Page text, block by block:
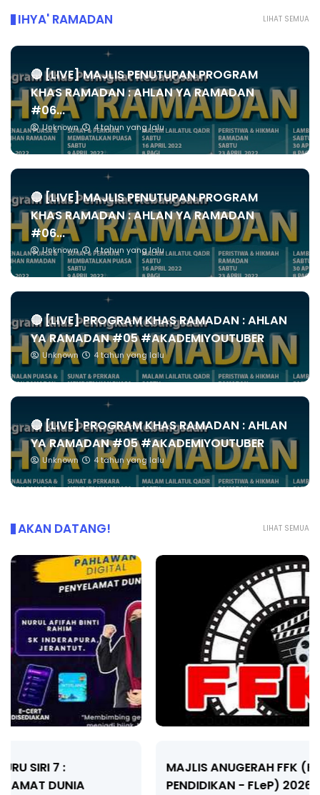
LIHAT SEMUA
IHYA' RAMADAN
🔴 [LIVE] MAJLIS PENUTUPAN PROGRAM
KHAS RAMADAN : AHLAN YA RAMADAN
#06...
Unknown 4 tahun yang lalu
🔴 [LIVE] MAJLIS PENUTUPAN PROGRAM
KHAS RAMADAN : AHLAN YA RAMADAN
#06...
Unknown 4 tahun yang lalu
🔴 [LIVE] PROGRAM KHAS RAMADAN : AHLAN
YA RAMADAN #05 #AKADEMIYOUTUBER
Unknown 4 tahun yang lalu
🔴 [LIVE] PROGRAM KHAS RAMADAN : AHLAN
YA RAMADAN #05 #AKADEMIYOUTUBER
Unknown 4 tahun yang lalu
LIHAT SEMUA
AKAN DATANG!
MAJLIS ANUGERAH FFK (FESTIVAL LENSA
PENDIDIKAN - FLeP) 2026